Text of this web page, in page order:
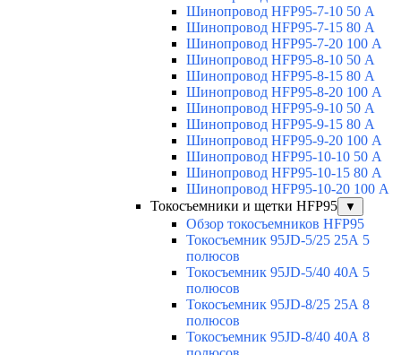
Шинопровод HFP95-7-10 50 А
Шинопровод HFP95-7-15 80 А
Шинопровод HFP95-7-20 100 А
Шинопровод HFP95-8-10 50 А
Шинопровод HFP95-8-15 80 А
Шинопровод HFP95-8-20 100 А
Шинопровод HFP95-9-10 50 А
Шинопровод HFP95-9-15 80 А
Шинопровод HFP95-9-20 100 А
Шинопровод HFP95-10-10 50 А
Шинопровод HFP95-10-15 80 А
Шинопровод HFP95-10-20 100 А
Токосъемники и щетки HFP95
▼
Обзор токосъемников HFP95
Токосъемник 95JD-5/25 25А 5
полюсов
Токосъемник 95JD-5/40 40А 5
полюсов
Токосъемник 95JD-8/25 25А 8
полюсов
Токосъемник 95JD-8/40 40А 8